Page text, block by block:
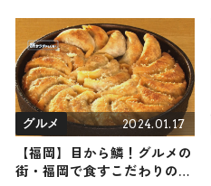
グルメ 2024.01.17
【福岡】目から鱗！グルメの
街・福岡で食すこだわりの逸